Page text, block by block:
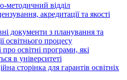
методичний відділ
акредитації та якості
документи з планування та
освітнього процесу
про освітні програми, які
в університеті
сторінка для гарантів освітніх